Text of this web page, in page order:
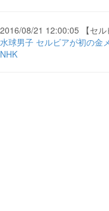
2016/08/21 12:00:05 【セル
水球男子 セルビアが初の金
NHK